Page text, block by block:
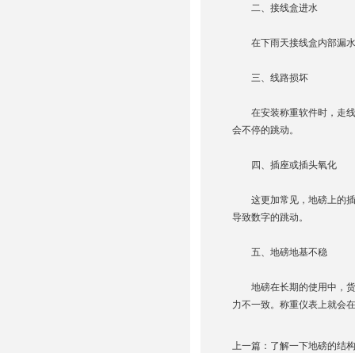
二、接线盒进水
在下雨天接线盒内部漏水
三、线路损坏
在安装称重软件时，走线
会不停的跳动。
四、插座或插头氧化
这更加常见，地磅上的插
导致数字的跳动。
五、地磅地基不稳
地磅在长期的使用中，货
力不一致。称重仪表上就会
上一篇： 了解一下地磅的结